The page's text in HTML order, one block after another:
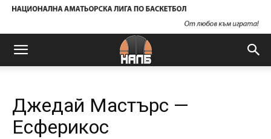
Джедай Мастърс —
Есферикос